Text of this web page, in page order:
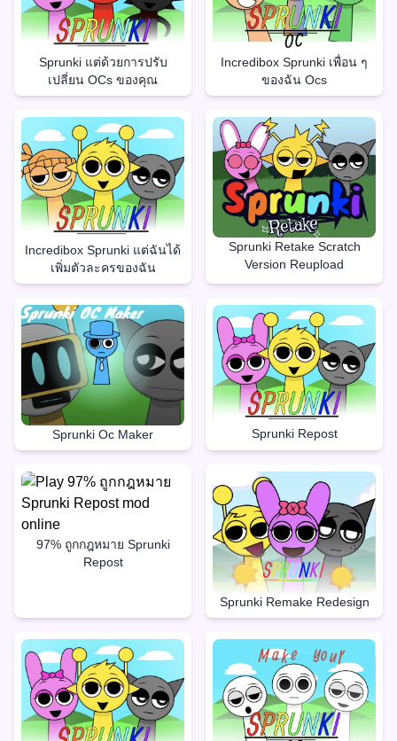
Sprunki แต่ด้วยการปรับ
เปลี่ยน OCs ของคุณ
Incredibox Sprunki เพื่อน ๆ
ของฉัน Ocs
Incredibox Sprunki แต่ฉันได้
เพิ่มตัวละครของฉัน
Sprunki Retake Scratch
Version Reupload
Sprunki Oc Maker Sprunki Repost
97% ถูกกฎหมาย Sprunki
Repost
Sprunki Remake Redesign